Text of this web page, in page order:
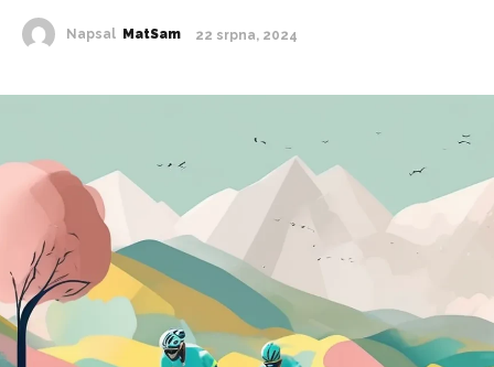
Napsal MatSam 22 srpna, 2024